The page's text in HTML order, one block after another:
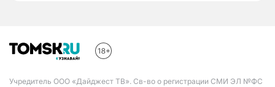
Учредитель ООО «Дайджест ТВ». Св-во о регистрации СМИ ЭЛ №ФС